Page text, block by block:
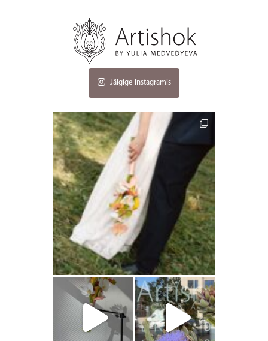
Jälgige Instagramis
artishokflow
artishokflow artishokflow